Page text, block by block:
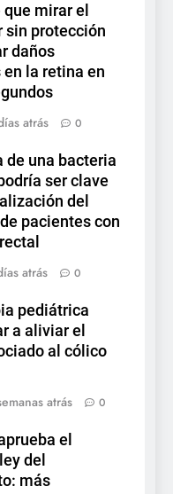
mirar el
sin protección
daños
la retina en
atrás 0
de una bacteria
ser clave
del
pacientes con
atrás 0
pediátrica
a aliviar el
al cólico
atrás 0
el
del
más